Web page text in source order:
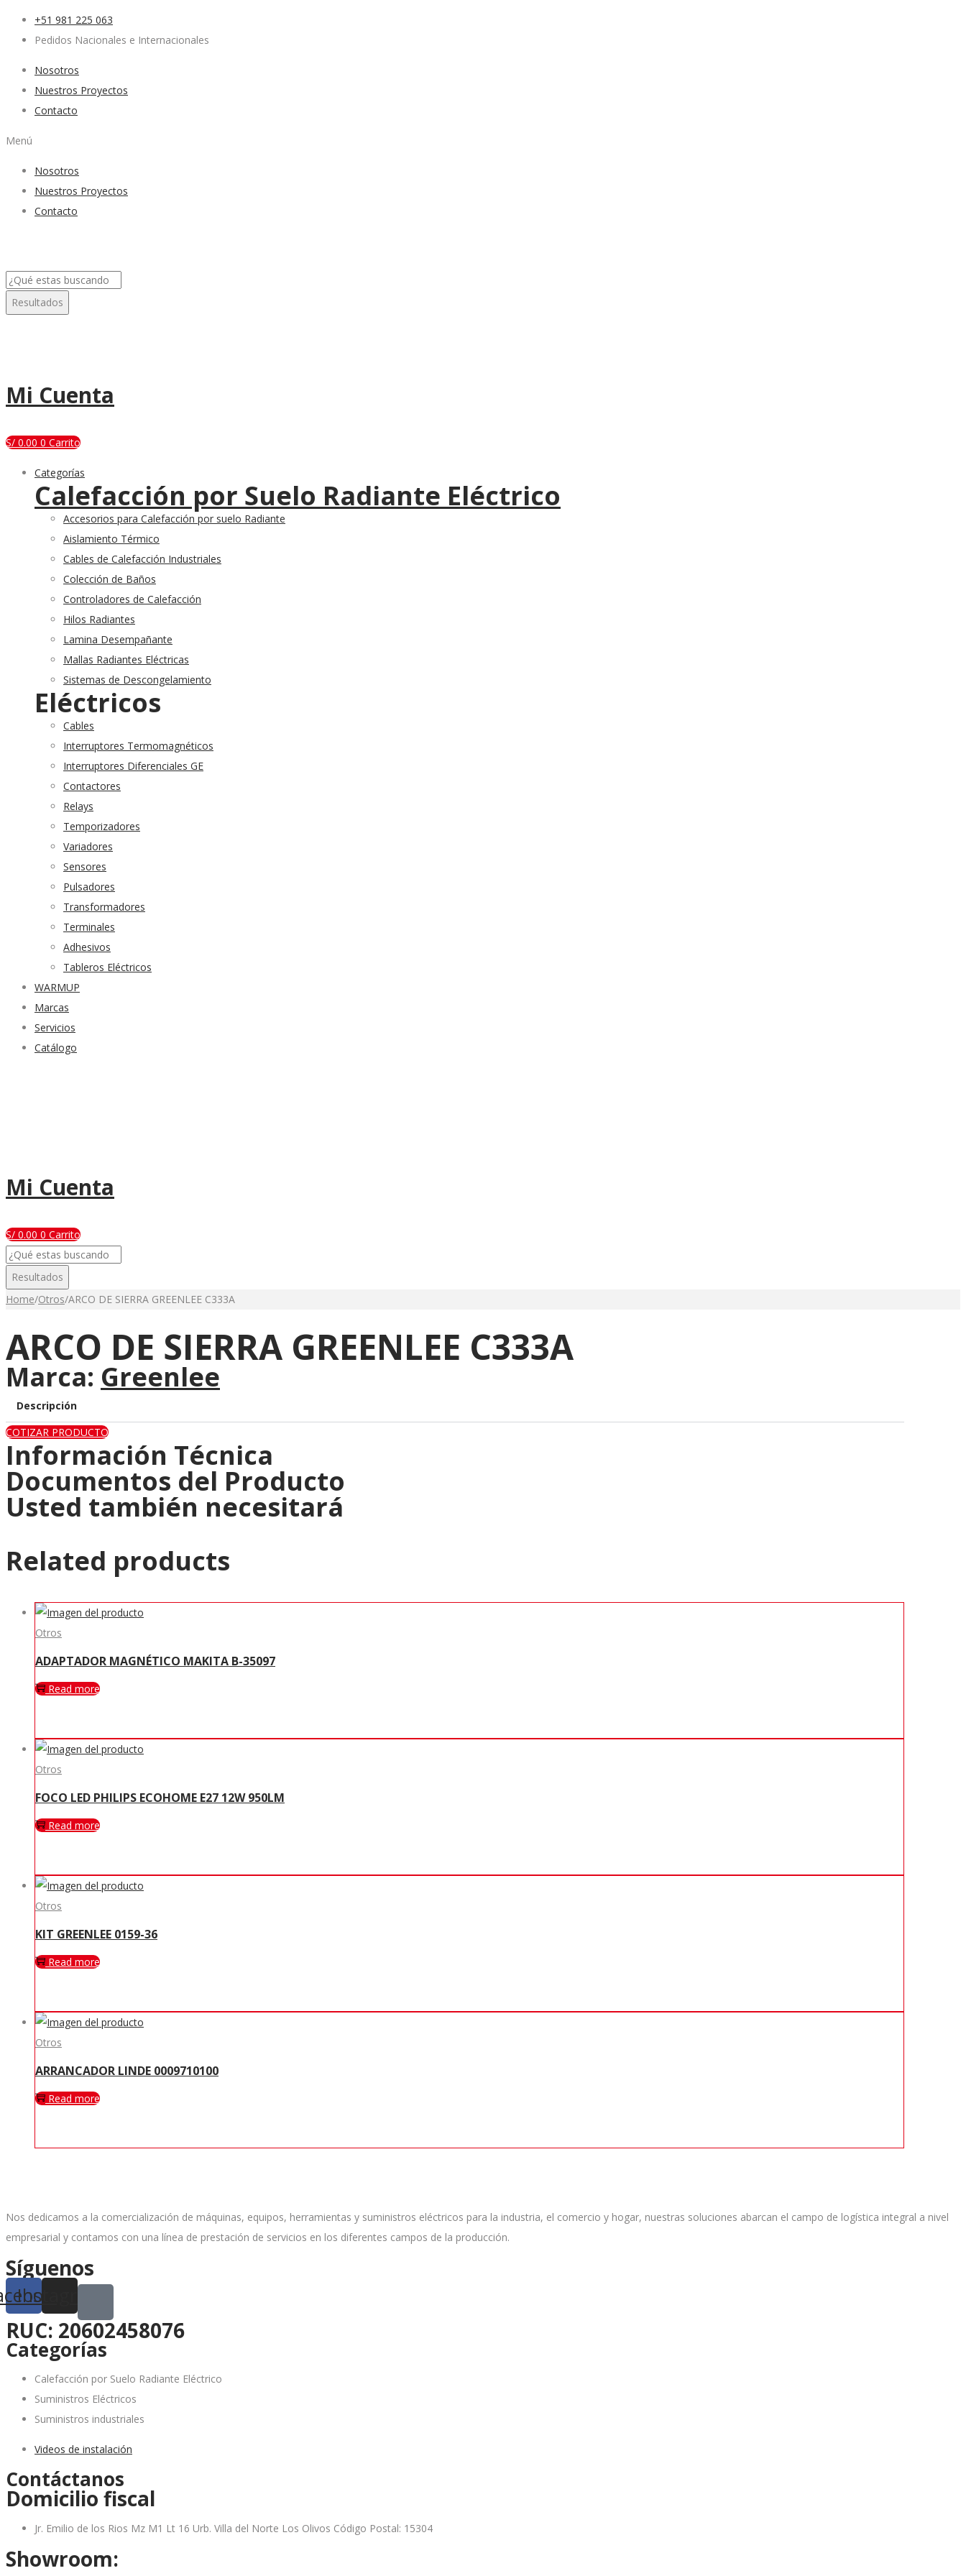
+51 981 225 063
Pedidos Nacionales e Internacionales
Nosotros
Nuestros Proyectos
Contacto
Menú
Nosotros
Nuestros Proyectos
Contacto
Search
Resultados
Mi Cuenta
S/ 0.00 0 Carrito
Categorías
Calefacción por Suelo Radiante Eléctrico
Accesorios para Calefacción por suelo Radiante
Aislamiento Térmico
Cables de Calefacción Industriales
Colección de Baños
Controladores de Calefacción
Hilos Radiantes
Lamina Desempañante
Mallas Radiantes Eléctricas
Sistemas de Descongelamiento
Eléctricos
Cables
Interruptores Termomagnéticos
Interruptores Diferenciales GE
Contactores
Relays
Temporizadores
Variadores
Sensores
Pulsadores
Transformadores
Terminales
Adhesivos
Tableros Eléctricos
WARMUP
Marcas
Servicios
Catálogo
Mi Cuenta
S/ 0.00 0 Carrito
Search
Resultados
Home/Otros/ARCO DE SIERRA GREENLEE C333A
ARCO DE SIERRA GREENLEE C333A
Marca: Greenlee
Descripción
COTIZAR PRODUCTO
Información Técnica
Documentos del Producto
Usted también necesitará
Related products
Otros
ADAPTADOR MAGNÉTICO MAKITA B-35097
Read more
Otros
FOCO LED PHILIPS ECOHOME E27 12W 950LM
Read more
Otros
KIT GREENLEE 0159-36
Read more
Otros
ARRANCADOR LINDE 0009710100
Read more
Nos dedicamos a la comercialización de máquinas, equipos, herramientas y suministros eléctricos para la industria, el comercio y hogar, nuestras soluciones abarcan el campo de logística integral a nivel
empresarial y contamos con una línea de prestación de servicios en los diferentes campos de la producción.
Síguenos
Instagram
RUC: 20602458076
Categorías
Calefacción por Suelo Radiante Eléctrico
Suministros Eléctricos
Suministros industriales
Videos de instalación
Contáctanos
Domicilio fiscal
Jr. Emilio de los Rios Mz M1 Lt 16 Urb. Villa del Norte Los Olivos Código Postal: 15304
Showroom: